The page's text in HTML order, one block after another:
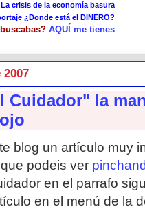
La crisis de la economía basura
¿Donde está el DINERO?
AQUÍ me tienes
Cuidador" la
blog un artículo muy
podeis ver
en el parrafo
en el menú de la